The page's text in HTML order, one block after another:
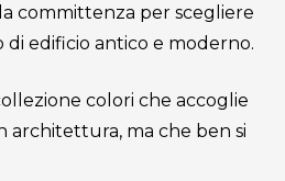
committenza per scegliere
edificio antico e moderno.
colori che accoglie
architettura, ma che ben si